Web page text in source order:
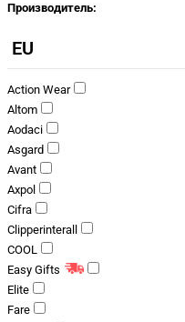
Производитель:
EU
Action Wear
Altom
Aodaci
Asgard
Avant
Axpol
Cifra
Clipperinterall
COOL
Easy Gifts
Elite
Fare